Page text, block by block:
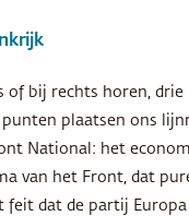
of bij rechts horen, drie
punten plaatsen ons
National: het
van het Front, dat
feit dat de partij Europa